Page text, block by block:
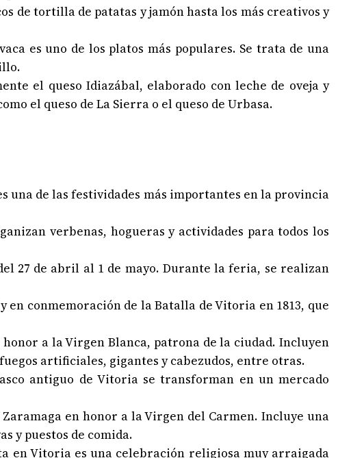
de tortilla de patatas y jamón hasta los más creativos y
es uno de los platos más populares. Se trata de una
el queso Idiazábal, elaborado con leche de oveja y
el queso de La Sierra o el queso de Urbasa.
una de las festividades más importantes en la provincia
verbenas, hogueras y actividades para todos los
27 de abril al 1 de mayo. Durante la feria, se realizan
conmemoración de la Batalla de Vitoria en 1813, que
a la Virgen Blanca, patrona de la ciudad. Incluyen
artificiales, gigantes y cabezudos, entre otras.
antiguo de Vitoria se transforman en un mercado
en honor a la Virgen del Carmen. Incluye una
y puestos de comida.
en Vitoria es una celebración religiosa muy arraigada